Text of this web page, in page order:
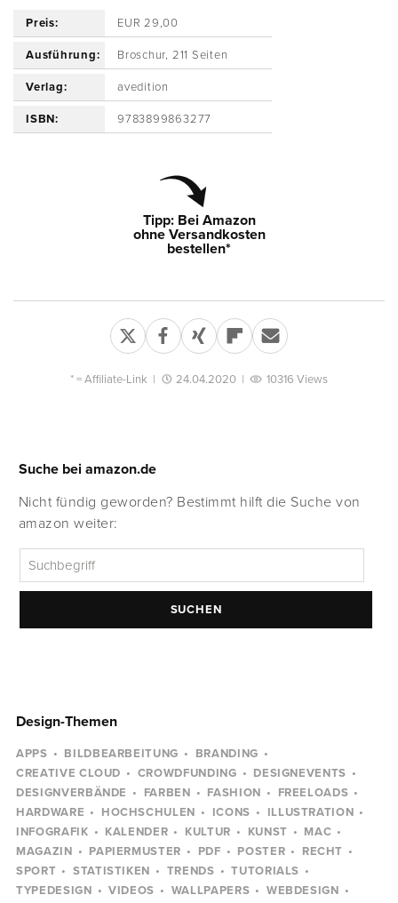
Preis: EUR 29,00
Ausführung: Broschur, 211 Seiten
Verlag: avedition
ISBN: 9783899863277
Tipp: Bei Amazon
ohne Versandkosten
bestellen*
* =Affiliate-Link | 24.04.2020 | 10316 Views
Suche bei amazon.de
Nicht fündig geworden? Bestimmt hilft die Suche von
amazon weiter:
SUCHEN
Design-Themen
APPS BILDBEARBEITUNG
BRANDING
CREATIVE CLOUD
CROWDFUNDING
DESIGNEVENTS
DESIGNVERBÄNDE
FARBEN FASHION
FREELOADS
HARDWARE
HOCHSCHULEN ICONS
ILLUSTRATION
INFOGRAFIK
KALENDER KULTUR KUNST
MAC
MAGAZIN
PAPIERMUSTER PDF POSTER
RECHT
SPORT
STATISTIKEN TRENDS
TUTORIALS
TYPEDESIGN
VIDEOS WALLPAPERS WEBDESIGN